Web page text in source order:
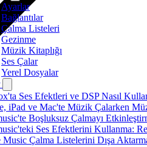
Ayarlar
Bağlantılar
Çalma Listeleri
Gezinme
Müzik Kitaplığı
Ses Çalar
Yerel Dosyalar
Ses Efektleri ve DSP Nasıl
iPad ve Mac'te Müzik Çalarken
Boşluksuz Çalmayı
Ses Efektlerini Kullanma:
Music Çalma Listelerini Dışa